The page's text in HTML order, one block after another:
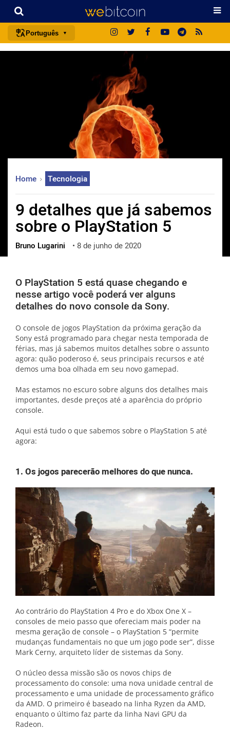
Português
русский
العربية
ไทย
ქართული
Home Tecnologia
9 detalhes que já sabemos
sobre o PlayStation 5
Bruno Lugarini • 8 de junho de 2020
O PlayStation 5 está quase chegando e
nesse artigo você poderá ver alguns
detalhes do novo console da Sony.
O console de jogos PlayStation da próxima geração da
Sony está programado para chegar nesta temporada de
férias, mas já sabemos muitos detalhes sobre o assunto
agora: quão poderoso é, seus principais recursos e até
demos uma boa olhada em seu novo gamepad.
Mas estamos no escuro sobre alguns dos detalhes mais
importantes, desde preços até a aparência do próprio
console.
Aqui está tudo o que sabemos sobre o PlayStation 5 até
agora:
1. Os jogos parecerão melhores do que nunca.
Ao contrário do PlayStation 4 Pro e do Xbox One X –
consoles de meio passo que ofereciam mais poder na
mesma geração de console – o PlayStation 5 “permite
mudanças fundamentais no que um jogo pode ser”, disse
Mark Cerny, arquiteto líder de sistemas da Sony.
O núcleo dessa missão são os novos chips de
processamento do console: uma nova unidade central de
processamento e uma unidade de processamento gráfico
da AMD. O primeiro é baseado na linha Ryzen da AMD,
enquanto o último faz parte da linha Navi GPU da
Radeon.